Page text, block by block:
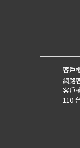
客戶
網路
客戶
110